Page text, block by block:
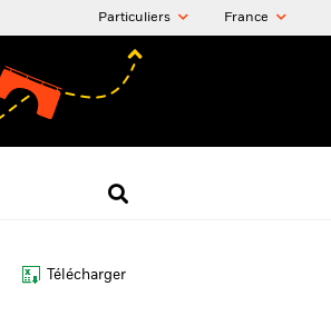
Particuliers France
Télécharger